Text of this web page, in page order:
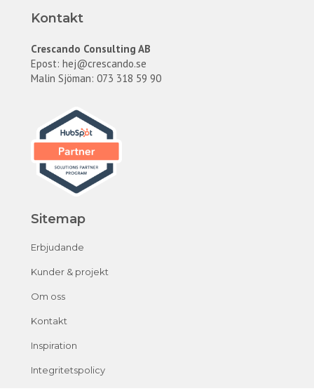
Kontakt
Crescando Consulting AB
Epost: hej@crescando.se
Malin Sjöman: 073 318 59 90
Sitemap
Erbjudande
Kunder & projekt
Om oss
Kontakt
Inspiration
Integritetspolicy